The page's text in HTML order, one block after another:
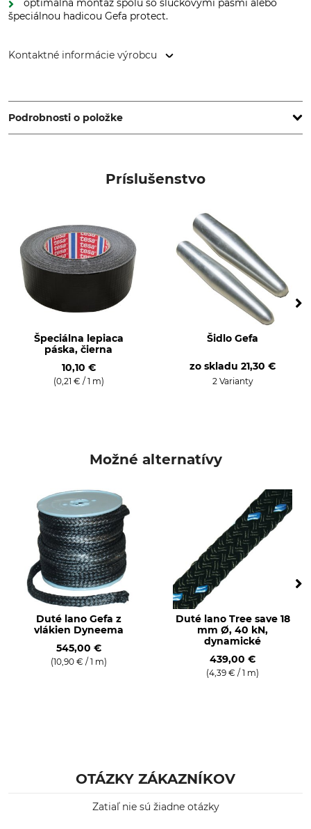
optimálna montáž spolu so slučkovými pásmi alebo
špeciálnou hadicou Gefa protect.
Kontaktné informácie výrobcu
Germany, www.gefafabritz.com
Podrobnosti o položke
Duševné vlastníctvo
classic
Značkovacie vlákno
zelená
Výroba
Made in Germany
Dĺžka kotúča
Príslušenstvo
Špeciálna lepiaca
páska, čierna
10,10 €
(0,21 € / 1 m)
Šidlo Gefa
zo skladu 21,30 €
2 Varianty
Možné alternatívy
Duté lano Gefa z
vlákien Dyneema
545,00 €
(10,90 € / 1 m)
Duté lano Tree save 18
mm Ø, 40 kN,
dynamické
439,00 €
(4,39 € / 1 m)
OTÁZKY ZÁKAZNÍKOV
Zatiaľ nie sú žiadne otázky